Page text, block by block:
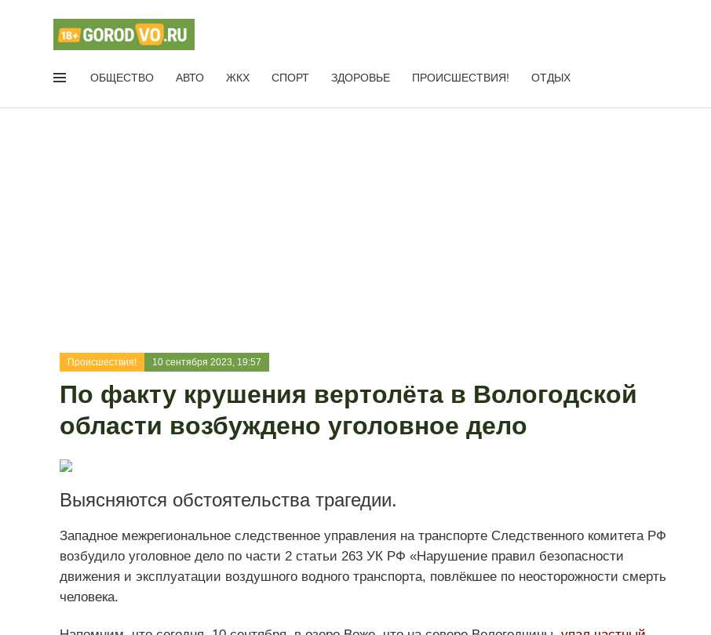
ОБЩЕСТВО АВТО ЖКХ СПОРТ ЗДОРОВЬЕ ПРОИСШЕСТВИЯ! ОТДЫХ
Происшествия! 10 сентября 2023, 19:57
По факту крушения вертолёта в Вологодской
области возбуждено уголовное дело
Выясняются обстоятельства трагедии.
Западное межрегиональное следственное управления на транспорте Следственного комитета РФ
возбудило уголовное дело по части 2 статьи 263 УК РФ «Нарушение правил безопасности
движения и эксплуатации воздушного водного транспорта, повлёкшее по неосторожности смерть
человека.